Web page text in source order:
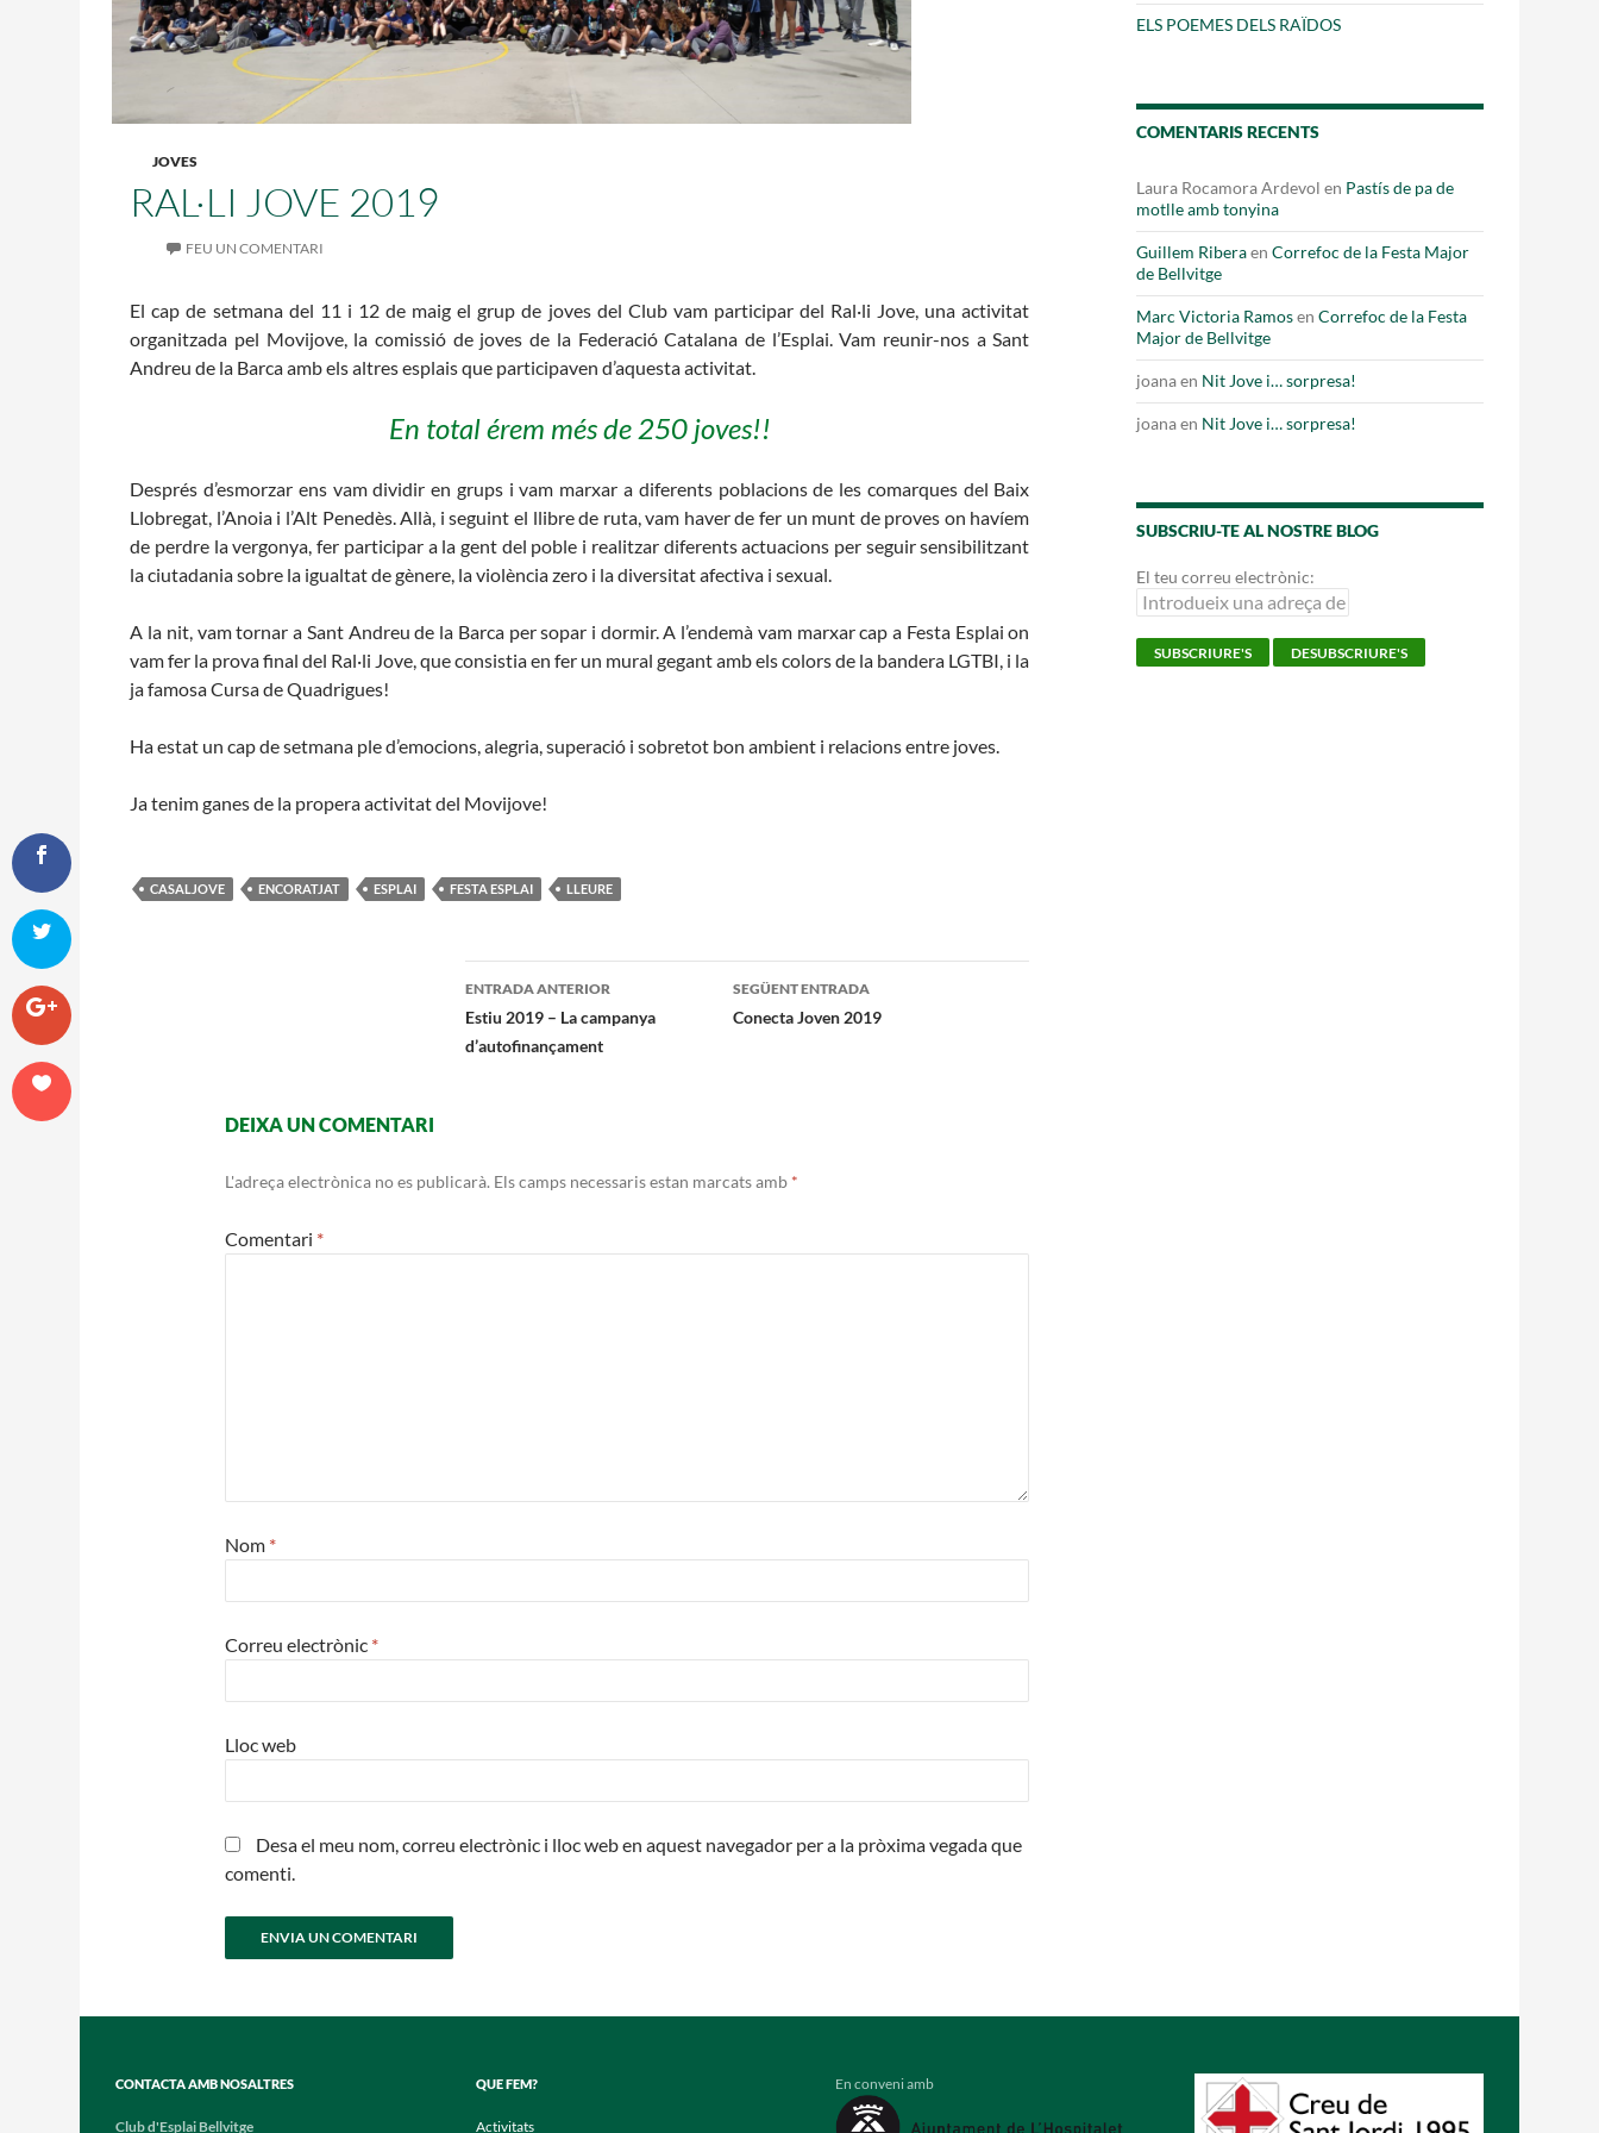
JOVES
RAL·LI JOVE 2019
FEU UN COMENTARI
El cap de setmana del 11 i 12 de maig el grup de joves del Club vam participar del Ral·li Jove, una activitat
organitzada pel Movijove, la comissió de joves de la Federació Catalana de l’Esplai. Vam reunir-nos a Sant
Andreu de la Barca amb els altres esplais que participaven d’aquesta activitat.
En total érem més de 250 joves!!
Després d’esmorzar ens vam dividir en grups i vam marxar a diferents poblacions de les comarques del Baix
Llobregat, l’Anoia i l’Alt Penedès. Allà, i seguint el llibre de ruta, vam haver de fer un munt de proves on havíem
de perdre la vergonya, fer participar a la gent del poble i realitzar diferents actuacions per seguir sensibilitzant
la ciutadania sobre la igualtat de gènere, la violència zero i la diversitat afectiva i sexual.
A la nit, vam tornar a Sant Andreu de la Barca per sopar i dormir. A l’endemà vam marxar cap a Festa Esplai on
vam fer la prova final del Ral·li Jove, que consistia en fer un mural gegant amb els colors de la bandera LGTBI, i la
ja famosa Cursa de Quadrigues!
Ha estat un cap de setmana ple d’emocions, alegria, superació i sobretot bon ambient i relacions entre joves.
Ja tenim ganes de la propera activitat del Movijove!
CASALJOVE ENCORATJAT ESPLAI FESTA ESPLAI LLEURE
Navegació
per
les
ENTRADA ANTERIOR
Estiu 2019 – La campanya
d’autofinançament
SEGÜENT ENTRADA
Conecta Joven 2019
DEIXA UN COMENTARI
L'adreça electrònica no es publicarà. Els camps necessaris estan marcats amb *
Comentari *
Nom *
Correu electrònic *
Lloc web
Desa el meu nom, correu electrònic i lloc web en aquest navegador per a la pròxima vegada que
comenti.
ELS POEMES DELS RAÏDOS
COMENTARIS RECENTS
Laura Rocamora Ardevol en Pastís de pa de
motlle amb tonyina
Guillem RiberaenCorrefoc de la Festa Major
de Bellvitge
Marc Victoria RamosenCorrefoc de la Festa
Major de Bellvitge
joanaen Nit Jove i… sorpresa!
joanaen Nit Jove i… sorpresa!
SUBSCRIU-TE AL NOSTRE BLOG
El teu correu electrònic:
CONTACTA AMB NOSALTRES
Club d'Esplai Bellvitge
QUE FEM?
Activitats
En conveni amb
L'equip
Missió i valors
Els comptes clars
Butlletins
Diari de la Fundació
Fundesplai als mitjans
Fes un donatiu